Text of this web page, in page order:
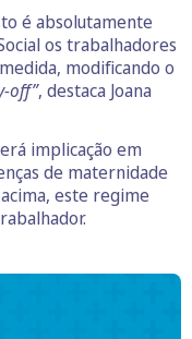
é absolutamente
os trabalhadores
modificando o
off”, destaca Joana
implicação em
de maternidade
este regime